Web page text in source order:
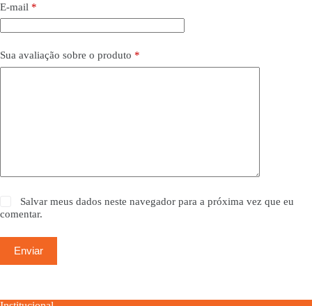
E-mail *
Sua avaliação sobre o produto *
Salvar meus dados neste navegador para a próxima vez que eu
comentar.
Enviar